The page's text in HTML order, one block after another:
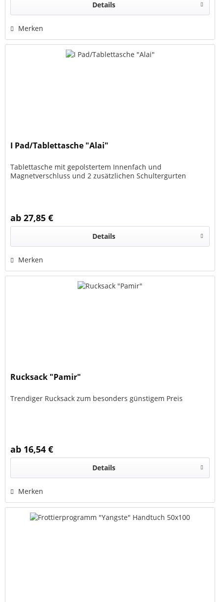
Details
Merken
I Pad/Tablettasche "Alai"
Tablettasche mit gepolstertem Innenfach und
Magnetverschluss und 2 zusätzlichen Schultergurten
ab 27,85 €
Details
Merken
Rucksack "Pamir"
Trendiger Rucksack zum besonders günstigem Preis
ab 16,54 €
Details
Merken